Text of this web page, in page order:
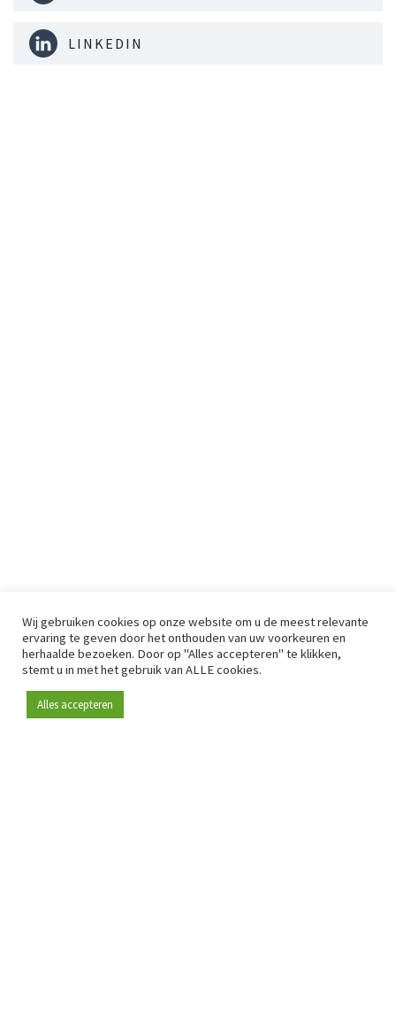
LINKEDIN
Wij gebruiken cookies op onze website om u de meest relevante
ervaring te geven door het onthouden van uw voorkeuren en
herhaalde bezoeken. Door op "Alles accepteren" te klikken,
stemt u in met het gebruik van ALLE cookies.
Alles accepteren